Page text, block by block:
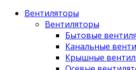
Вентиляторы
Вентиляторы
Бытовые
Канальные
Крышные